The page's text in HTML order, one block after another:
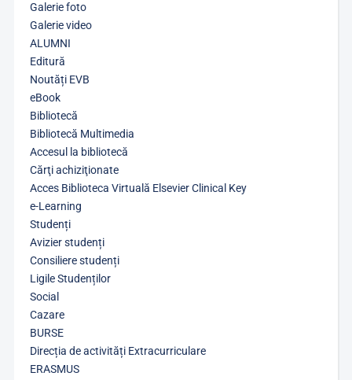
Galerie foto
Galerie video
ALUMNI
Editură
Noutăți EVB
eBook
Bibliotecă
Bibliotecă Multimedia
Accesul la bibliotecă
Cărţi achiziţionate
Acces Biblioteca Virtuală Elsevier Clinical Key
e-Learning
Studenți
Avizier studenți
Consiliere studenți
Ligile Studenților
Social
Cazare
BURSE
Direcția de activități Extracurriculare
ERASMUS